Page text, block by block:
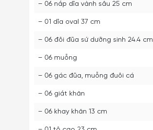
– 06 nắp dĩa vành sâu 25 cm
– 01 dĩa oval 37 cm
– 06 đôi đũa sứ dưỡng sinh 24.4 cm
– 06 muỗng
– 06 gác đũa, muỗng đuôi cá
– 06 giắt khăn
– 06 khay khăn 13 cm